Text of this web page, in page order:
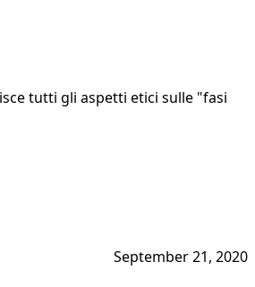
tutti gli aspetti etici sulle "fasi
September 21, 2020